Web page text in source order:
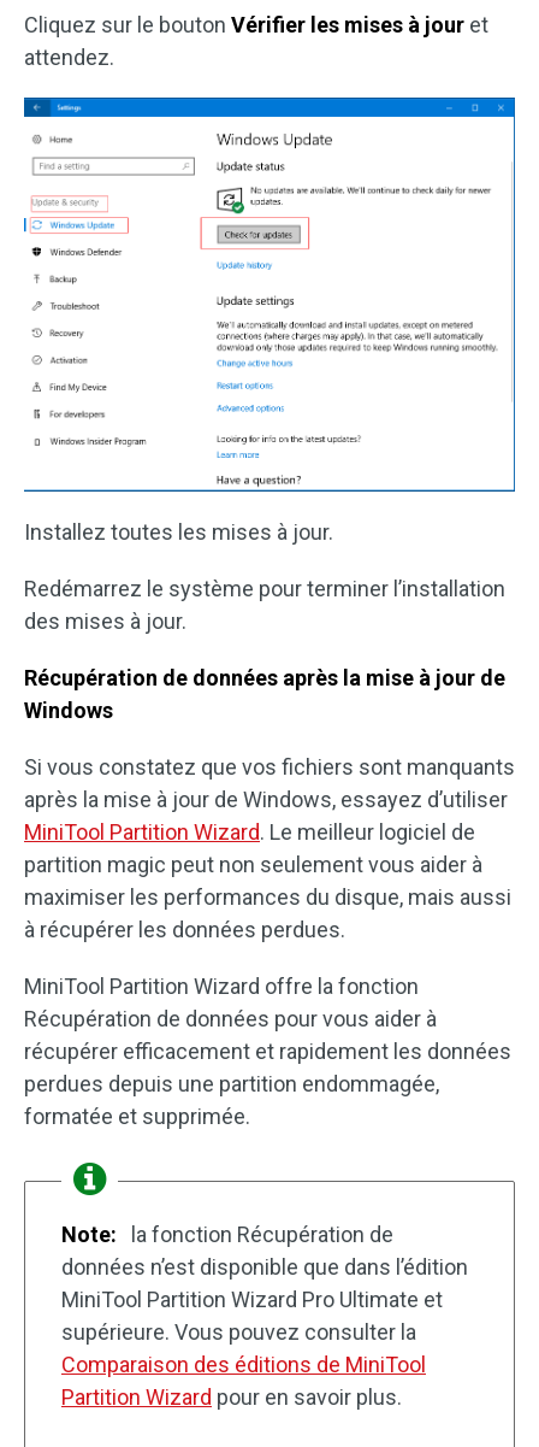
Cliquez sur le bouton Vérifier les mises à jour et
attendez.
Installez toutes les mises à jour.
Redémarrez le système pour terminer l’installation
des mises à jour.
Récupération de données après la mise à jour de
Windows
Si vous constatez que vos fichiers sont manquants
après la mise à jour de Windows, essayez d’utiliser
MiniTool Partition Wizard. Le meilleur logiciel de
partition magic peut non seulement vous aider à
maximiser les performances du disque, mais aussi
à récupérer les données perdues.
MiniTool Partition Wizard offre la fonction
Récupération de données pour vous aider à
récupérer efficacement et rapidement les données
perdues depuis une partition endommagée,
formatée et supprimée.
Note:
la fonction Récupération de
données n’est disponible que dans l’édition
MiniTool Partition Wizard Pro Ultimate et
supérieure. Vous pouvez consulter la
Comparaison des éditions de MiniTool
Partition Wizard pour en savoir plus.